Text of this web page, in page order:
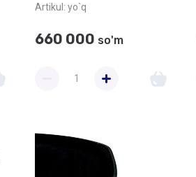
Artikul: yo`q
660 000 so'm